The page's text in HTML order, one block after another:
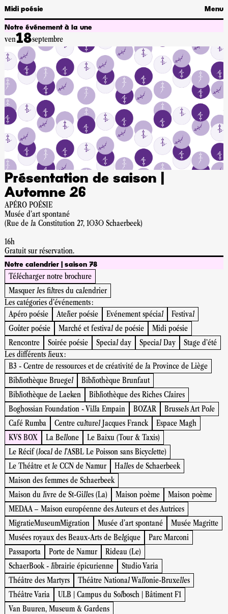
Midi poésie Menu
Notre événement à la une
ven18septembre
Présentation de saison |
Automne 26
APÉRO POÉSIE
Musée d'art spontané
(Rue de la Constitution 27, 1030 Schaerbeek)
16h
Gratuit sur réservation.
Notre calendrier | saison 78
Télécharger notre brochure
Masquer les filtres du calendrier
Les catégories d'événements :
Apéro poésie
Atelier poésie Evénement spécial
Festival
Goûter poésie
Marché et festival de poésie
Midi poésie
Rencontre
Soirée poésie Special day Special Day
Stage d'été
Les différents lieux :
B3 - Centre de ressources et de créativité de la Province de Liège
Bibliothèque Bruegel
Bibliothèque Brunfaut
Bibliothèque de Laeken
Bibliothèque des Riches Claires
Boghossian Foundation - Villa Empain
BOZAR
Brussels Art Pole
Café Rumba
Centre culturel Jacques Franck
Espace Magh
KVS BOX
La Bellone
Le Baixu (Tour & Taxis)
Le Récif (local de l’ASBL Le Poisson sans Bicyclette)
Le Théâtre et le CCN de Namur
Halles de Schaerbeek
Maison des femmes de Schaerbeek
Maison du livre de St-Gilles (La)
Maison poème
Maison poème
MEDAA – Maison européenne des Auteurs et des Autrices
MigratieMuseumMigration
Musée d’art spontané
Musée Magritte
Musées royaux des Beaux-Arts de Belgique
Parc Marconi
Passaporta
Porte de Namur
Rideau (Le)
SchaerBook - librairie épicurienne
Studio Varia
Théâtre des Martyrs
Théâtre National Wallonie-Bruxelles
Théâtre Varia
ULB | Campus du Solbosch | Bâtiment F1
Van Buuren, Museum & Gardens